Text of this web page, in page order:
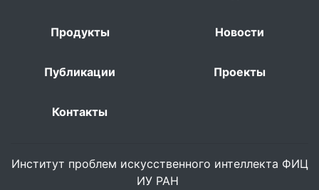
Продукты Новости
Публикации Проекты
Контакты
Институт проблем искусственного интеллекта ФИЦ
ИУ РАН